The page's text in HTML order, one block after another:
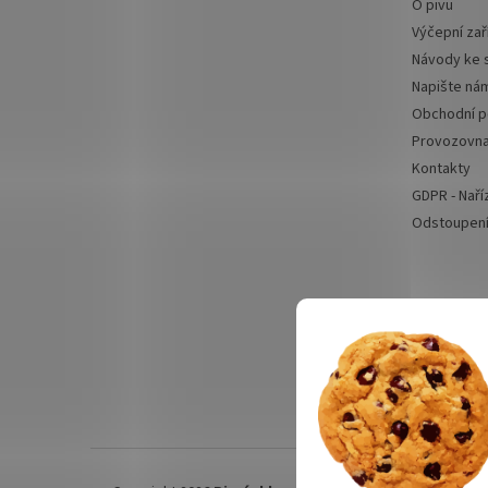
O pivu
Výčepní
Návody ke
Napište
Obchodní
Provozovna
Kontakty
GDPR -